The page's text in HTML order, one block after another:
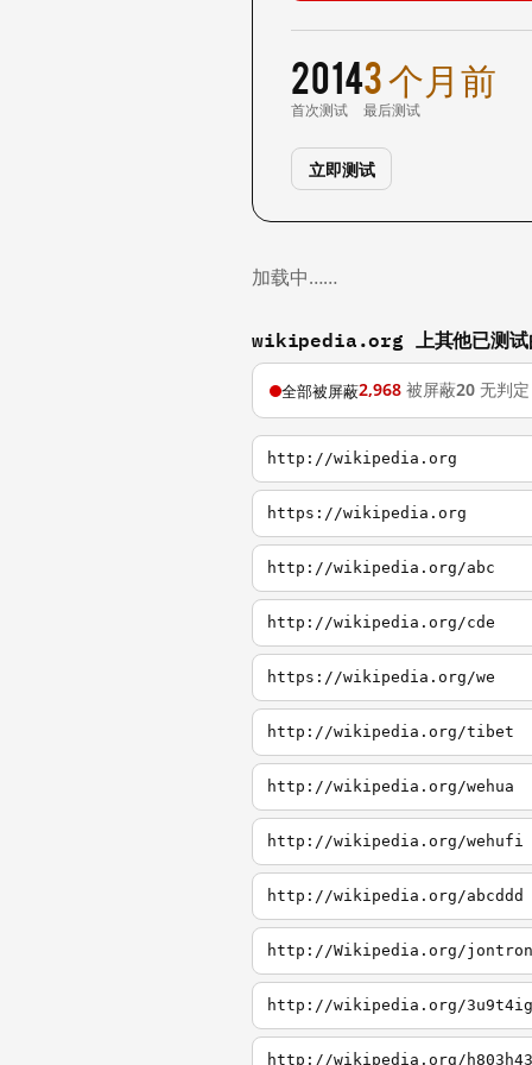
2014
首次测试
3 个月前
最后测试
立即测试
加载中……
wikipedia.org 上其他已测试
全部被屏蔽2,968 被屏蔽20 无判定
http://wikipedia.org
https://wikipedia.org
http://wikipedia.org/abc
http://wikipedia.org/cde
https://wikipedia.org/we
http://wikipedia.org/tibet
http://wikipedia.org/wehua
http://wikipedia.org/wehufi
http://wikipedia.org/abcddd
http://Wikipedia.org/jontron
http://wikipedia.org/
http://wikipedia.org/